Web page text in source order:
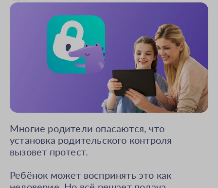
Многие родители опасаются, что
установка родительского контроля
вызовет протест.
Ребёнок может воспринять это как